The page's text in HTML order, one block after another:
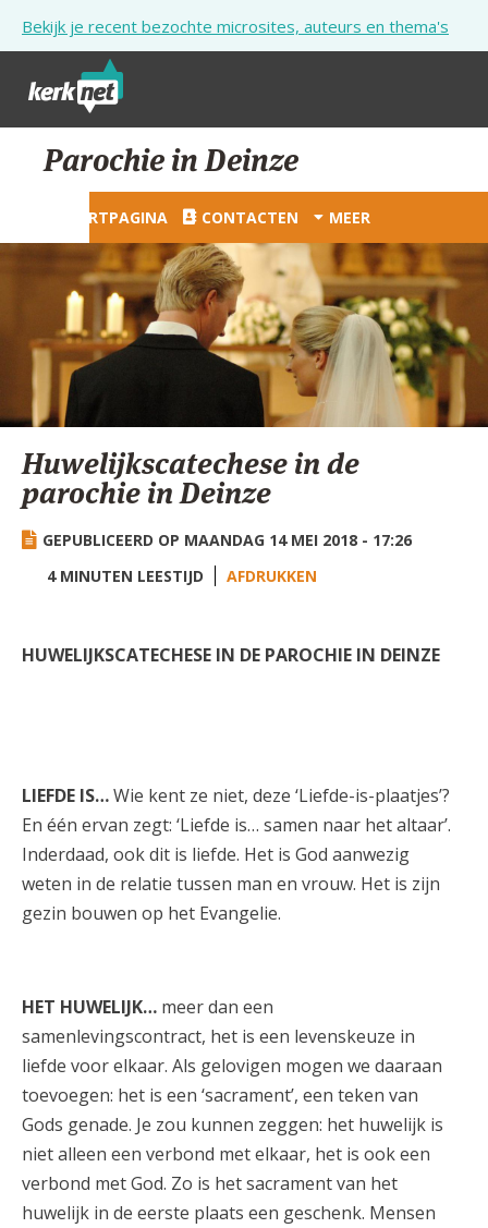
Bekijk je recent bezochte microsites, auteurs en thema's
STARTPAGINA
KERK
VIERINGEN
SHOP
ZOEKEN
HULP
STARTPAGINA PORTAAL
MIJN PAROCHIE
AANMELDEN OF REGISTREREN
Parochie in Deinze
STARTPAGINA CONTACTEN MEER
Huwelijkscatechese in de
parochie in Deinze
GEPUBLICEERD OP MAANDAG 14 MEI 2018 - 17:26
4 MINUTEN LEESTIJD
AFDRUKKEN
HUWELIJKSCATECHESE IN DE PAROCHIE IN DEINZE
LIEFDE IS…Wie kent ze niet, deze ‘Liefde-is-plaatjes’?
En één ervan zegt: ‘Liefde is… samen naar het altaar’.
Inderdaad, ook dit is liefde. Het is God aanwezig
weten in de relatie tussen man en vrouw. Het is zijn
gezin bouwen op het Evangelie.
HET HUWELIJK… meer dan een
samenlevingscontract, het is een levenskeuze in
liefde voor elkaar. Als gelovigen mogen we daaraan
toevoegen: het is een ‘sacrament’, een teken van
Gods genade. Je zou kunnen zeggen: het huwelijk is
niet alleen een verbond met elkaar, het is ook een
verbond met God. Zo is het sacrament van het
huwelijk in de eerste plaats een geschenk. Mensen